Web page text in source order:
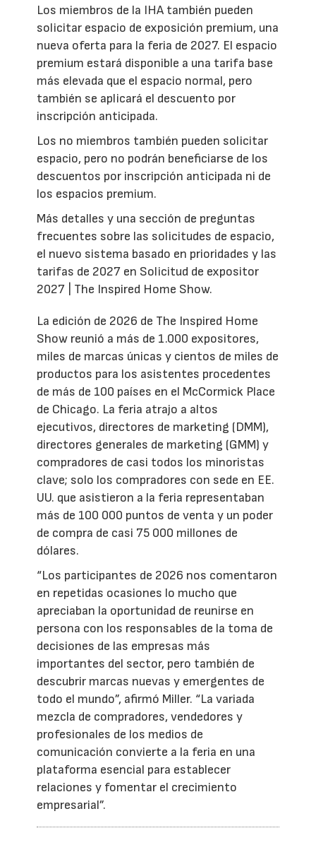
Los miembros de la IHA también pueden
solicitar espacio de exposición premium, una
nueva oferta para la feria de 2027. El espacio
premium estará disponible a una tarifa base
más elevada que el espacio normal, pero
también se aplicará el descuento por
inscripción anticipada.
Los no miembros también pueden solicitar
espacio, pero no podrán beneficiarse de los
descuentos por inscripción anticipada ni de
los espacios premium.
Más detalles y una sección de preguntas
frecuentes sobre las solicitudes de espacio,
el nuevo sistema basado en prioridades y las
tarifas de 2027 en Solicitud de expositor
2027 | The Inspired Home Show.
La edición de 2026 de The Inspired Home
Show reunió a más de 1.000 expositores,
miles de marcas únicas y cientos de miles de
productos para los asistentes procedentes
de más de 100 países en el McCormick Place
de Chicago. La feria atrajo a altos
ejecutivos, directores de marketing (DMM),
directores generales de marketing (GMM) y
compradores de casi todos los minoristas
clave; solo los compradores con sede en EE.
UU. que asistieron a la feria representaban
más de 100 000 puntos de venta y un poder
de compra de casi 75 000 millones de
dólares.
“Los participantes de 2026 nos comentaron
en repetidas ocasiones lo mucho que
apreciaban la oportunidad de reunirse en
persona con los responsables de la toma de
decisiones de las empresas más
importantes del sector, pero también de
descubrir marcas nuevas y emergentes de
todo el mundo”, afirmó Miller. “La variada
mezcla de compradores, vendedores y
profesionales de los medios de
comunicación convierte a la feria en una
plataforma esencial para establecer
relaciones y fomentar el crecimiento
empresarial”.